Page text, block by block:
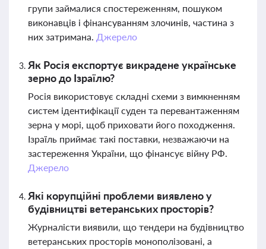
групи займалися спостереженням, пошуком
виконавців і фінансуванням злочинів, частина з
них затримана. Джерело
Як Росія експортує викрадене українське
зерно до Ізраїлю?
Росія використовує складні схеми з вимкненням
систем ідентифікації суден та перевантаженням
зерна у морі, щоб приховати його походження.
Ізраїль приймає такі поставки, незважаючи на
застереження України, що фінансує війну РФ.
Джерело
Які корупційні проблеми виявлено у
будівництві ветеранських просторів?
Журналісти виявили, що тендери на будівництво
ветеранських просторів монополізовані, а